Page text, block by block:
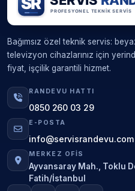
Bağımsız özel teknik servis:
televizyon cihazlarınız için
fiyat, işçilik garantili hizmet.
RANDEVU HATTI
0850 260 03 29
E-POSTA
info@servisrandevu.com
MERKEZ OFIS
Ayvansaray Mah., Toklu
Fatih/İstanbul